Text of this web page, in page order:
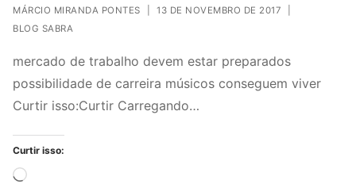
MÁRCIO MIRANDA PONTES 13 DE NOVEMBRO DE 2017
BLOG SABRA
mercado de trabalho devem estar preparados
possibilidade de carreira músicos conseguem viver
Curtir isso:Curtir Carregando…
Curtir isso:
Carregando...